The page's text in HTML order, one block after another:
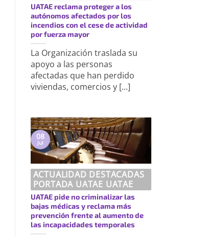
UATAE reclama proteger a los
autónomos afectados por los
incendios con el cese de actividad
por fuerza mayor
La Organización traslada su
apoyo a las personas
afectadas que han perdido
viviendas, comercios y [...]
ACTUALIDAD DESTACADAS
PORTADA UATAE UATAE
UATAE pide no criminalizar las
bajas médicas y reclama más
prevención frente al aumento de
las incapacidades temporales
08
Jul